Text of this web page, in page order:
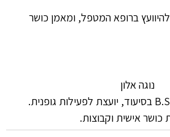
ברופא המטפל, ומאמן כושר
נוגה אלון
אישית וקבוצות.